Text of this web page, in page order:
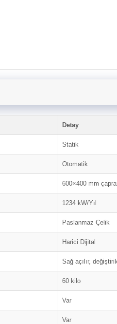
Detay
Statik
Otomatik
600×400 mm
1234 kW/Yıl
Paslanmaz Çelik
Harici Dijital
Sağ açılır,
60 kilo
Var
Var